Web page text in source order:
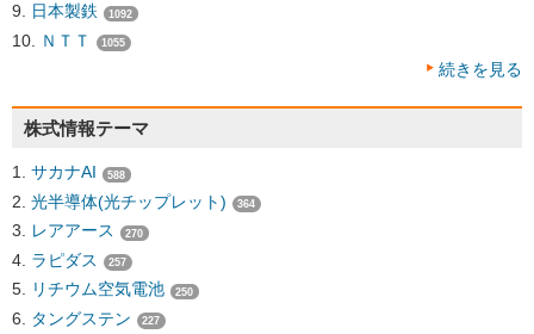
日本製鉄 1092
ＮＴＴ 1055
続きを見る
株式情報テーマ
サカナAI 588
光半導体(光チップレット) 364
レアアース 270
ラピダス 257
リチウム空気電池 250
タングステン 227